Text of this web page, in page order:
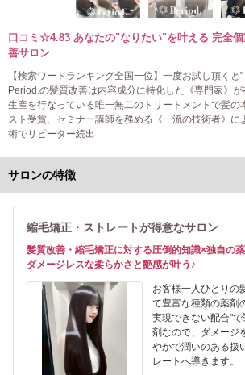
口コミ☆4.83 あなたの"なりたい"を叶える 完全
善サロン
【検索ワードランキング全国一位】一度お試し頂くと
Period.の髪質改善は内容成分に特化した《専門家》が
生産を行なっている唯一無二のトリートメントで髪
スト受賞、セミナー講師を務める《一流の技術者》に
術でリピーター続出
サロンの特徴
縮毛矯正・ストレートが得意なサロン
髪質改善・縮毛矯正に対する圧倒的知識×独自の
ダメージレスな柔らかさと艶感が叶う♪
お客様一人ひとりの
て豊富な種類の薬剤
実現できない配合"
剤なので、ダメージ
やかで潤いのある扱
レートへ導きます。